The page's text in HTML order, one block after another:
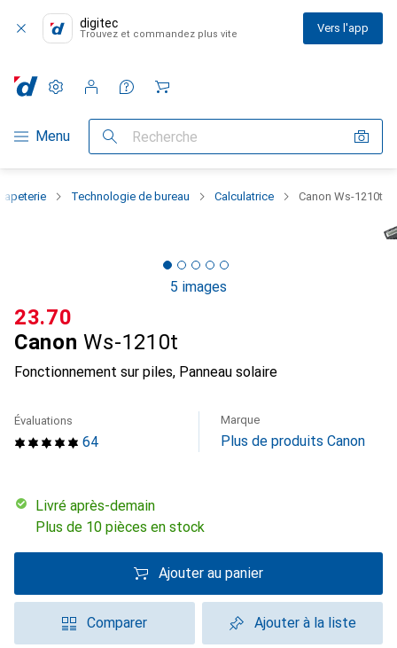
digitec
Trouvez et commandez plus vite Vers l'app
Navigation par catégorie
Menu Recherche
Paramètres
Compte client
Listes de comparaison
Listes d'envies
Panier
Technologie de bureau Calculatrice Canon Ws-1210t
5 images
Canon Ws-1210t
Fonctionnement sur piles, Panneau solaire
CHF
23.70
64
Évaluations Marque
Plus de produits Canon
Livré après-demain
Plus de 10 pièces en stock
Ajouter au panier
Comparer Ajouter à la liste